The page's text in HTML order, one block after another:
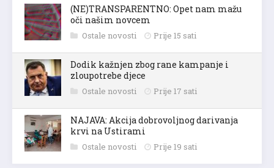
(NE)TRANSPARENTNO: Opet nam mažu
oči našim novcem
Ostale novosti Prije 15 sati
Dodik kažnjen zbog rane kampanje i
zloupotrebe djece
Ostale novosti Prije 17 sati
NAJAVA: Akcija dobrovoljnog darivanja
krvi na Ustirami
Ostale novosti Prije 19 sati